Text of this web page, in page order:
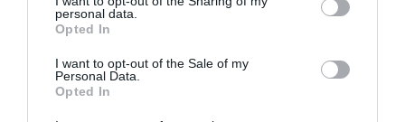
personal data.
Opted In
I want to opt-out of the Sale of my
Personal Data.
Opted In
El humano sigue ahí, pero desplazado: pilota, programa,
repara, decide, interpreta imágenes, mueve antenas,
cambia frecuencias, improvisa. La infantería deja de ser
carne expuesta y empieza a convertirse en nodo de una